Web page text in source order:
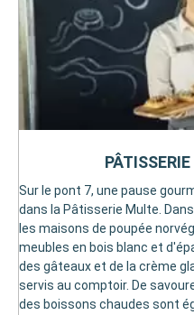
Sur le pont 7, une pause
dans la Pâtisserie Multe.
les maisons de poupée
meubles en bois blanc et
des gâteaux et de la crème
servis au comptoir. De
des boissons chaudes sont